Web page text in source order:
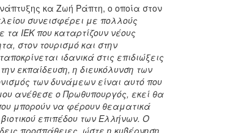
κα Ζωή Ράπτη, ο οποία στον
συνεισφέρει με πολλούς
ΙΕΚ που καταρτίζουν νέους
στον τουρισμό και στην
ιδανικά στις επιδιώξεις
εκπαίδευση, η διευκόλυνση των
των δυνάμεων είναι αυτό που
ανέθεσε ο Πρωθυπουργός, εκεί θα
μπορούν να φέρουν θεαματικά
επιπέδου των Ελλήνων. Ο
προσπάθειες, ώστε η κυβέρνηση